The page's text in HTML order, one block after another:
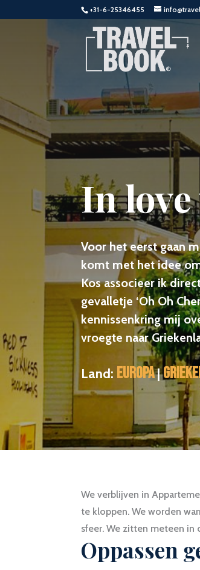
+31-6-25346455
In
Voor het eerst gaan
komt met het idee
Kos associeer ik
gevalletje ‘Oh Oh
kennissenkring mij
vroegte naar
Land: Europa|
We verblijven in
te kloppen. We worden
sfeer. We zitten meteen in
Oppassen